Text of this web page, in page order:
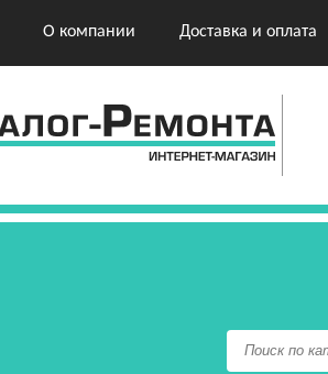
О компании Доставка и оплата